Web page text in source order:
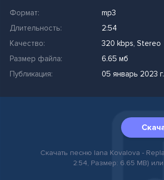
Формат:
mp3
Длительность:
2:54
Качество:
320 kbps, Stereo
Размер файла:
6.65 мб
Публикация:
05 январь 2023 г.
Скачать песню Iana Kovalova -
2:54, Размер: 6.65 MB)